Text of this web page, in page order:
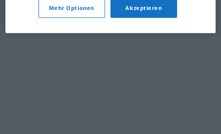
Mehr Optionen Akzeptieren